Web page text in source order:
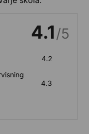
4.1/5
4.2
4.3